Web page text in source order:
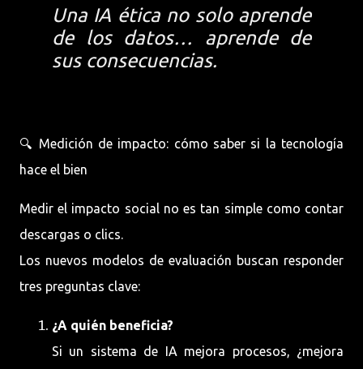
Una IA ética no solo aprende
de los datos… aprende de
sus consecuencias.
🔍 Medición de impacto: cómo saber si la tecnología
hace el bien
Medir el impacto social no es tan simple como contar
descargas o clics.
Los nuevos modelos de evaluación buscan responder
tres preguntas clave:
¿A quién beneficia?
Si un sistema de IA mejora procesos, ¿mejora